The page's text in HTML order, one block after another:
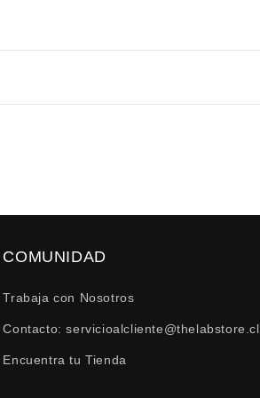
COMUNIDAD
Trabaja con Nosotros
Contacto: servicioalcliente@thelabstore.cl
Encuentra tu Tienda